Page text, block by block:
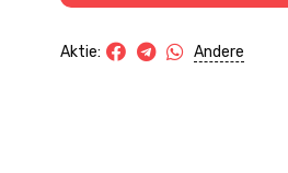
Aktie: Andere